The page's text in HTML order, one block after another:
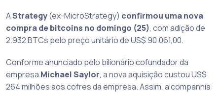
AStrategy(ex-MicroStrategy) confirmou uma nova
compra de bitcoins no domingo (25), com adição de
2.932 BTCs pelo preço unitário de US$ 90.061,00.
Conforme anunciado pelo bilionário cofundador da
empresa Michael Saylor, a nova aquisição custou US$
264 milhões aos cofres da empresa. Assim, a companhia